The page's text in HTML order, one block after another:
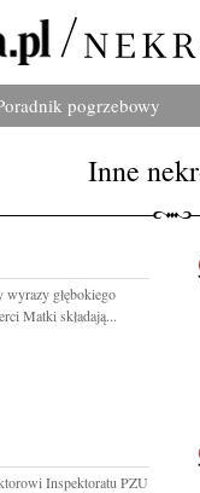
pogrzebowy
Inne
wyrazy głębokiego
Matki składają...
Inspektoratu PZU